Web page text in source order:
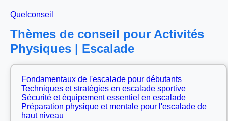
Quelconseil
Thèmes de conseil pour Activités
Physiques | Escalade
Fondamentaux de l'escalade pour débutants
Techniques et stratégies en escalade sportive
Sécurité et équipement essentiel en escalade
Préparation physique et mentale pour l'escalade de
haut niveau